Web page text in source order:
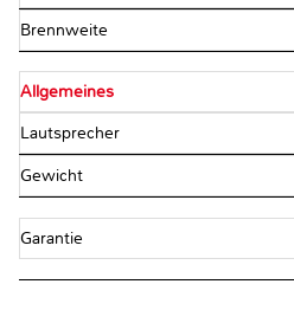
Brennweite
Allgemeines
Lautsprecher
Gewicht
Garantie